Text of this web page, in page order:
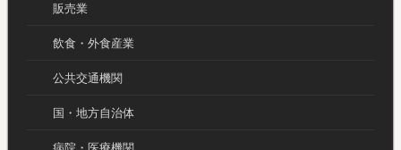
販売業
飲食・外食産業
公共交通機関
国・地方自治体